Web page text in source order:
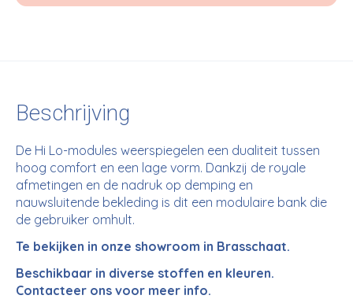
Beschrijving
De Hi Lo-modules weerspiegelen een dualiteit tussen
hoog comfort en een lage vorm. Dankzij de royale
afmetingen en de nadruk op demping en
nauwsluitende bekleding is dit een modulaire bank die
de gebruiker omhult.
Te bekijken in onze showroom in Brasschaat.
Beschikbaar in diverse stoffen en kleuren.
Contacteer ons voor meer info.